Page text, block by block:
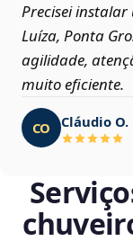
Precisei
Luíza, Ponta
agilidade,
muito eficiente.
CO Cláudio O.